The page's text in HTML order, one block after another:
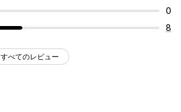
0
8
すべてのレビュー